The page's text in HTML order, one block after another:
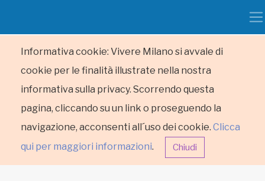
Informativa cookie: Vivere Milano si avvale di
cookie per le finalità illustrate nella nostra
informativa sulla privacy. Scorrendo questa
pagina, cliccando su un link o proseguendo la
navigazione, acconsenti all´uso dei cookie. Clicca
qui per maggiori informazioni. Chiudi